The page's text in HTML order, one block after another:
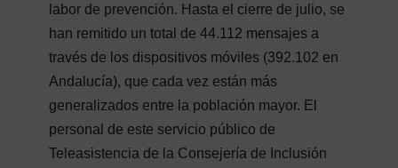
labor de prevención. Hasta el cierre de julio, se
han remitido un total de 44.112 mensajes a
través de los dispositivos móviles (392.102 en
Andalucía), que cada vez están más
generalizados entre la población mayor. El
personal de este servicio público de
Teleasistencia de la Consejería de Inclusión